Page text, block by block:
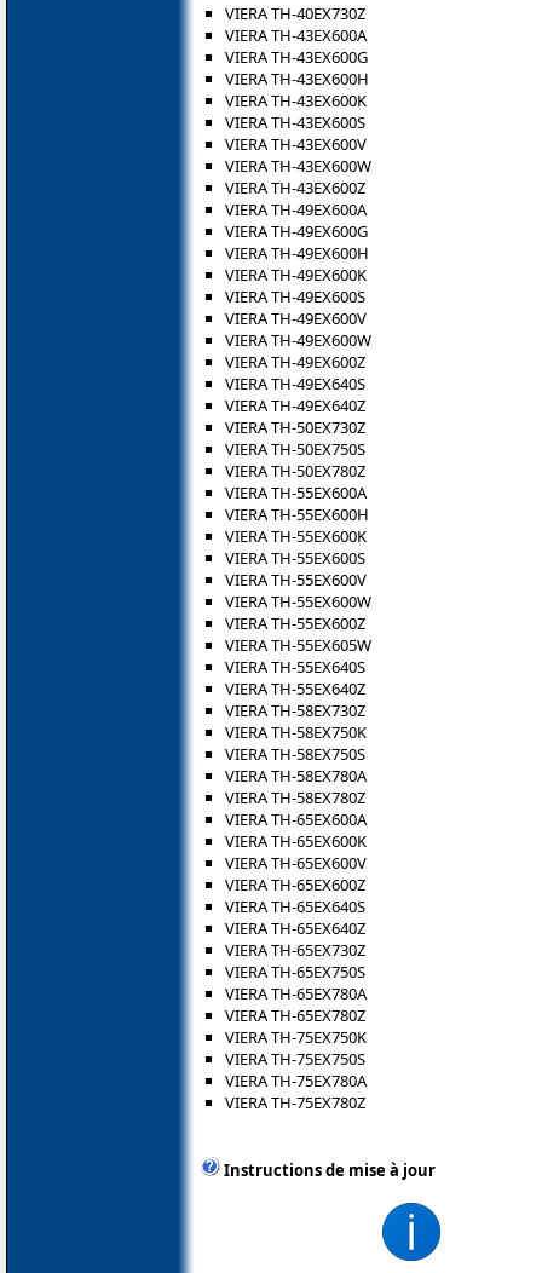
VIERA TH-40EX730Z
VIERA TH-43EX600A
VIERA TH-43EX600G
VIERA TH-43EX600H
VIERA TH-43EX600K
VIERA TH-43EX600S
VIERA TH-43EX600V
VIERA TH-43EX600W
VIERA TH-43EX600Z
VIERA TH-49EX600A
VIERA TH-49EX600G
VIERA TH-49EX600H
VIERA TH-49EX600K
VIERA TH-49EX600S
VIERA TH-49EX600V
VIERA TH-49EX600W
VIERA TH-49EX600Z
VIERA TH-49EX640S
VIERA TH-49EX640Z
VIERA TH-50EX730Z
VIERA TH-50EX750S
VIERA TH-50EX780Z
VIERA TH-55EX600A
VIERA TH-55EX600H
VIERA TH-55EX600K
VIERA TH-55EX600S
VIERA TH-55EX600V
VIERA TH-55EX600W
VIERA TH-55EX600Z
VIERA TH-55EX605W
VIERA TH-55EX640S
VIERA TH-55EX640Z
VIERA TH-58EX730Z
VIERA TH-58EX750K
VIERA TH-58EX750S
VIERA TH-58EX780A
VIERA TH-58EX780Z
VIERA TH-65EX600A
VIERA TH-65EX600K
VIERA TH-65EX600V
VIERA TH-65EX600Z
VIERA TH-65EX640S
VIERA TH-65EX640Z
VIERA TH-65EX730Z
VIERA TH-65EX750S
VIERA TH-65EX780A
VIERA TH-65EX780Z
VIERA TH-75EX750K
VIERA TH-75EX750S
VIERA TH-75EX780A
VIERA TH-75EX780Z
Instructions de mise à jour